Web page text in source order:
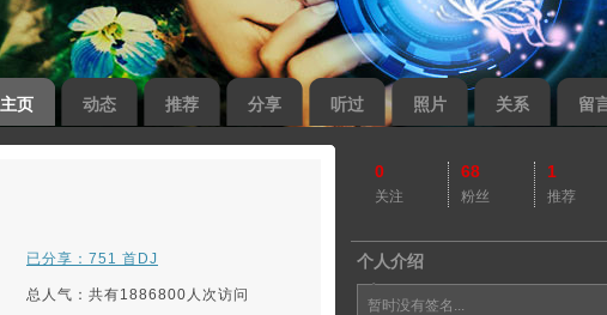
主页 动态 推荐 分享 听过 照片 关系 留
已分享：751 首DJ
总人气：共有1886800人次访问
0
关注
68
粉丝
1
推荐
个人介绍
◆
◆
暂时没有签名...